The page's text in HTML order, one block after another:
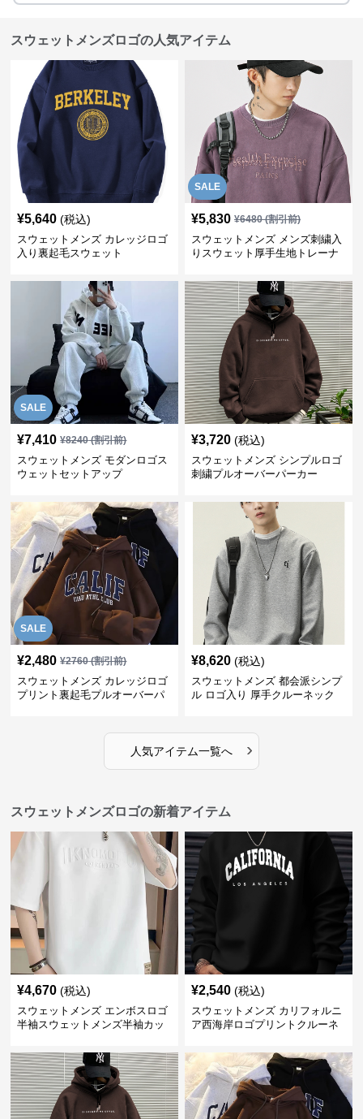
スウェットメンズロゴの人気アイテム
¥5,640 (税込)
スウェットメンズ カレッジロゴ
入り裏起毛スウェット
SALE
¥5,830 ¥6480(割引前)
スウェットメンズ メンズ刺繍入
りスウェット厚手生地トレーナ
SALE
¥7,410 ¥8240(割引前)
スウェットメンズ モダンロゴス
ウェットセットアップ
¥3,720 (税込)
スウェットメンズ シンプルロゴ
刺繍プルオーバーパーカー
SALE
¥2,480 ¥2760(割引前)
スウェットメンズ カレッジロゴ
プリント裏起毛プルオーバーパ
¥8,620 (税込)
スウェットメンズ 都会派シンプ
ル ロゴ入り 厚手クルーネック
人気アイテム一覧へ ›
スウェットメンズロゴの新着アイテム
¥4,670 (税込)
スウェットメンズ エンボスロゴ
半袖スウェットメンズ半袖カッ
¥2,540 (税込)
スウェットメンズ カリフォルニ
ア西海岸ロゴプリントクルーネ